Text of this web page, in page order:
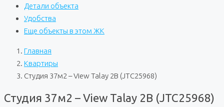
Детали объекта
Удобства
Еще объекты в этом ЖК
Главная
Квартиры
Студия 37м2 – View Talay 2B (JTC25968)
Студия 37м2 – View Talay 2B (JTC25968)